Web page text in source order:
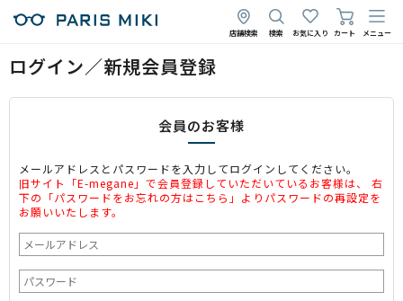
店舗検索 検索 お気に入り カート メニュー
ログイン／新規会員登録
会員のお客様
メールアドレスとパスワードを入力してログインしてください。
旧サイト「E-megane」で会員登録していただいているお客様は、 右
下の「パスワードをお忘れの方はこちら」よりパスワードの再設定を
お願いいたします。